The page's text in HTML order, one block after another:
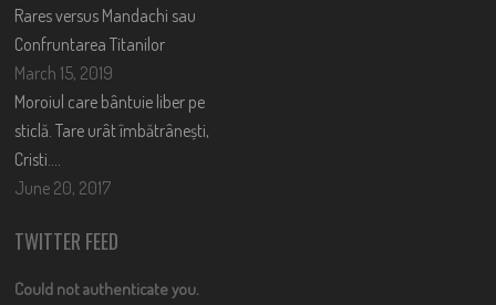
Rares versus Mandachi sau
Confruntarea Titanilor
March 15, 2019
Moroiul care bântuie liber pe
sticlă. Tare urât îmbătrânești,
Cristi….
June 20, 2017
TWITTER FEED
Could not authenticate you.